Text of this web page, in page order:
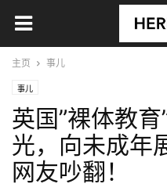
主页 事儿
事儿
英国”裸体教
光，向未成年
网友吵翻！